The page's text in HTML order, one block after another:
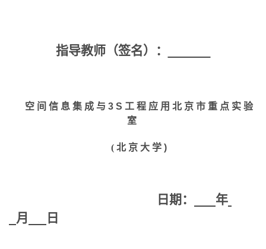
指导教师（签名）：
空间信息集成与 3S 工程应用北京市重点实验
室
( 北京大学 )
日期：
年
月
日